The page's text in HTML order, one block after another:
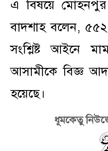
এ বিষয়ে মোহনপুর
বাদশাহ বলেন,
সংশ্লিষ্ট আইনে
আসামীকে বিজ্ঞ
হয়েছে।
ধূমকেতু